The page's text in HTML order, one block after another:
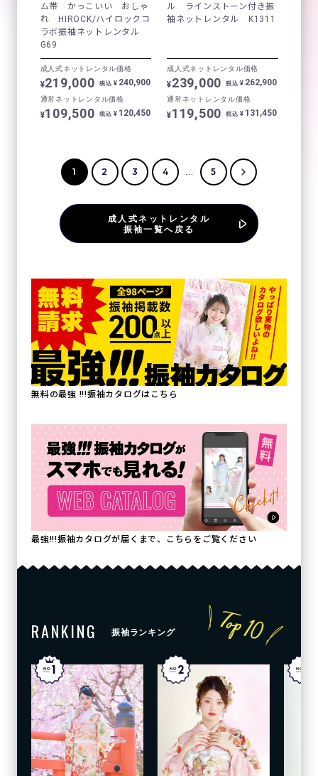
ム帯 かっこいい おしゃ
れ HIROCK/ハイロックコ
ラボ振袖ネットレンタル
G69
成人式ネットレンタル価格
¥219,000 税込 ¥ 240,900
通常ネットレンタル価格
¥109,500 税込 ¥ 120,450
ル ラインストーン付き振
袖ネットレンタル K1311
成人式ネットレンタル価格
¥239,000 税込 ¥ 262,900
通常ネットレンタル価格
¥119,500 税込 ¥ 131,450
1 2 3 4 ... 5
成人式ネットレンタル
振袖一覧へ戻る
無料の最強 !!!振袖カタログはこちら
最強!!!振袖カタログが届くまで、こちらをご覧ください
RANKING 振袖ランキング